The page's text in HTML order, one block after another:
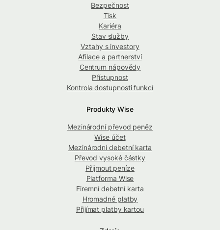
Bezpečnost
Tisk
Kariéra
Stav služby
Vztahy s investory
Afilace a partnerství
Centrum nápovědy
Přístupnost
Kontrola dostupnosti funkcí
Produkty Wise
Mezinárodní převod peněz
Wise účet
Mezinárodní debetní karta
Převod vysoké částky
Přijmout peníze
Platforma Wise
Firemní debetní karta
Hromadné platby
Přijímat platby kartou